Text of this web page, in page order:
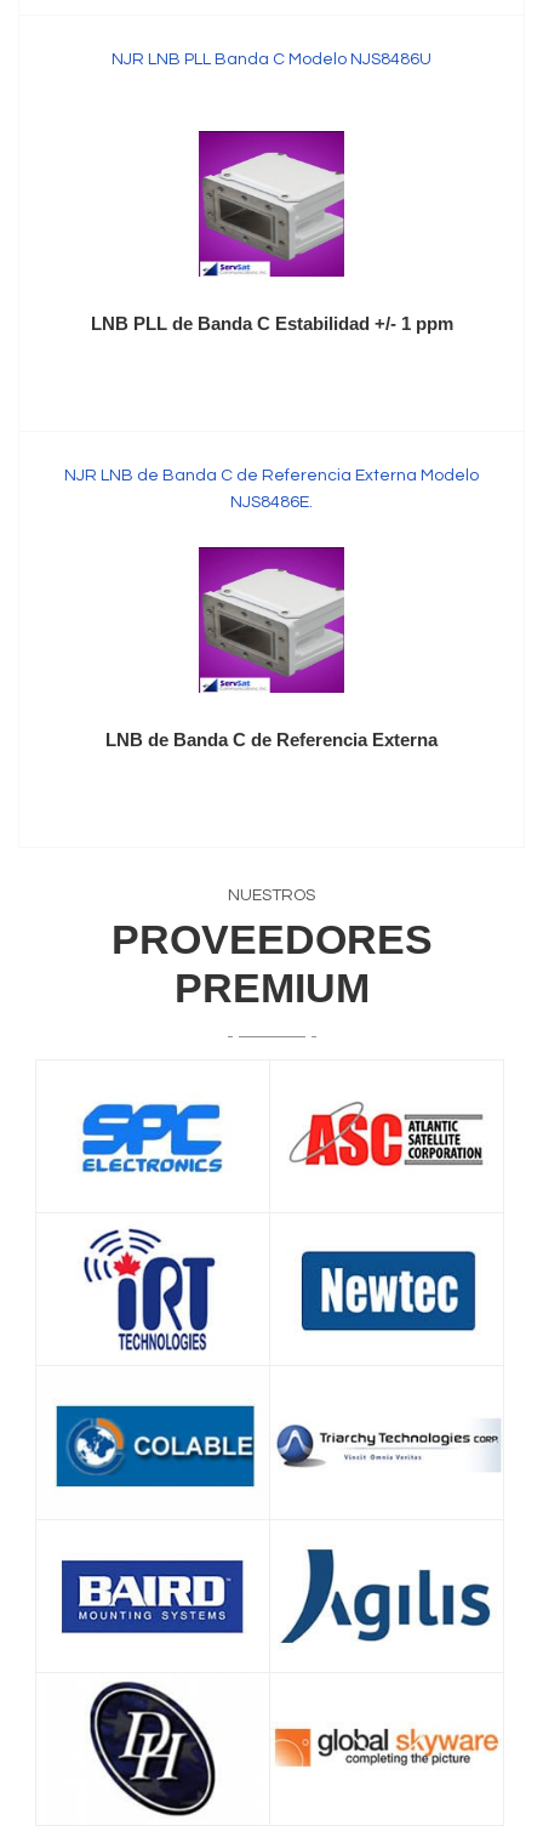
NJR LNB PLL Banda C Modelo NJS8486U
LNB PLL de Banda C Estabilidad +/- 1 ppm
NJR LNB de Banda C de Referencia Externa Modelo
NJS8486E.
LNB de Banda C de Referencia Externa
NUESTROS
PROVEEDORES
PREMIUM